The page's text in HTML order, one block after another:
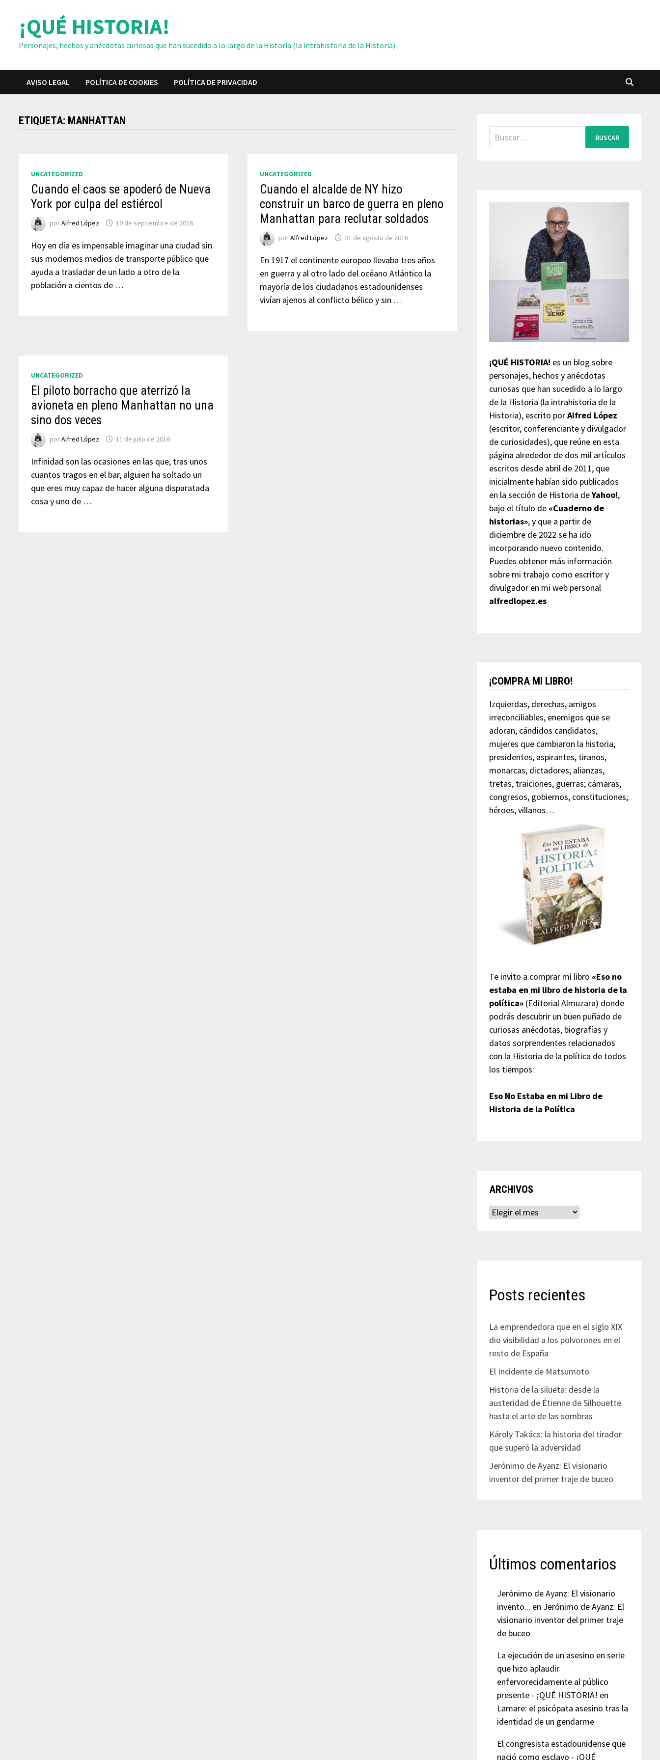
contenido¡QUÉ HISTORIA!
Personajes, hechos y anécdotas curiosas que han sucedido a lo largo de la Historia (la intrahistoria de la Historia)
AVISO LEGAL POLÍTICA DE COOKIES POLÍTICA DE PRIVACIDAD
ETIQUETA: MANHATTAN
UNCATEGORIZED
Cuando el caos se apoderó de Nueva
York por culpa del estiércol
porAlfred López 19 de septiembre de 2016
Hoy en día es impensable imaginar una ciudad sin
sus modernos medios de transporte público que
ayuda a trasladar de un lado a otro de la
población a cientos de …
UNCATEGORIZED
Cuando el alcalde de NY hizo
construir un barco de guerra en pleno
Manhattan para reclutar soldados
porAlfred López 31 de agosto de 2016
En 1917 el continente europeo llevaba tres años
en guerra y al otro lado del océano Atlántico la
mayoría de los ciudadanos estadounidenses
vivían ajenos al conflicto bélico y sin …
UNCATEGORIZED
El piloto borracho que aterrizó la
avioneta en pleno Manhattan no una
sino dos veces
porAlfred López 11 de julio de 2016
Infinidad son las ocasiones en las que, tras unos
cuantos tragos en el bar, alguien ha soltado un
que eres muy capaz de hacer alguna disparatada
cosa y uno de …
Buscar:
¡QUÉ HISTORIA! es un blog sobre
personajes, hechos y anécdotas
curiosas que han sucedido a lo largo
de la Historia (la intrahistoria de la
Historia), escrito porAlfred López
(escritor, conferenciante y divulgador
de curiosidades), que reúne en esta
página alrededor de dos mil artículos
escritos desde abril de 2011, que
inicialmente habían sido publicados
en la sección de Historia deYahoo!,
bajo el título de «Cuaderno de
historias», y que a partir de
diciembre de 2022 se ha ido
incorporando nuevo contenido.
Puedes obtener más información
sobre mi trabajo como escritor y
divulgador en mi web personal
alfredlopez.es
¡COMPRA MI LIBRO!
Izquierdas, derechas, amigos
irreconciliables, enemigos que se
adoran, cándidos candidatos,
mujeres que cambiaron la historia;
presidentes, aspirantes, tiranos,
monarcas, dictadores; alianzas,
tretas, traiciones, guerras; cámaras,
congresos, gobiernos, constituciones;
héroes, villanos…
Te invito a comprar mi libro «Eso no
estaba en mi libro de historia de la
política»(Editorial Almuzara) donde
podrás descubrir un buen puñado de
curiosas anécdotas, biografías y
datos sorprendentes relacionados
con la Historia de la política de todos
los tiempos:
Eso No Estaba en mi Libro de
Historia de la Política
ARCHIVOS
Archivos
Posts recientes
La emprendedora que en el siglo XIX
dio visibilidad a los polvorones en el
resto de España
El Incidente de Matsumoto
Historia de la silueta: desde la
austeridad de Étienne de Silhouette
hasta el arte de las sombras
Károly Takács: la historia del tirador
que superó la adversidad
Jerónimo de Ayanz: El visionario
inventor del primer traje de buceo
Últimos comentarios
Jerónimo de Ayanz: El visionario
invento... en Jerónimo de Ayanz: El
visionario inventor del primer traje
de buceo
La ejecución de un asesino en serie
que hizo aplaudir
enfervorecidamente al público
presente - ¡QUÉ HISTORIA! en
Lamare: el psicópata asesino tras la
identidad de un gendarme
El congresista estadounidense que
nació como esclavo - ¡QUÉ